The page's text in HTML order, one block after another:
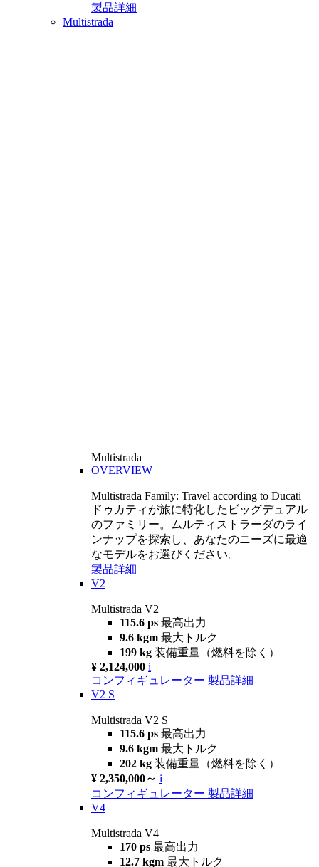
製品詳細
Multistrada
Multistrada
OVERVIEW
Multistrada Family: Travel according to Ducati
ドゥカティが旅に特化したビッグデュアル
のファミリー。ムルティストラーダのライ
ンナップを探索し、あなたのニーズに最適
なモデルをお選びください。
製品詳細
V2
Multistrada V2
115.6 ps 最高出力
9.6 kgm 最大トルク
199 kg 装備重量（燃料を除く）
¥ 2,124,000 i
コンフィギュレーター 製品詳細
V2 S
Multistrada V2 S
115.6 ps 最高出力
9.6 kgm 最大トルク
202 kg 装備重量（燃料を除く）
¥ 2,350,000～ i
コンフィギュレーター 製品詳細
V4
Multistrada V4
170 ps 最高出力
12.7 kgm 最大トルク